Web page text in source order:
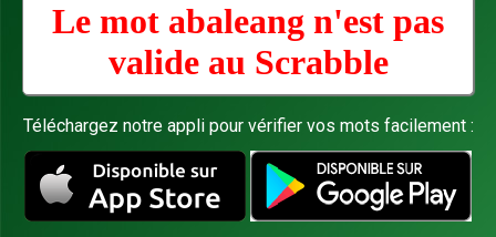
Le mot abaleang n'est pas
valide au Scrabble
Téléchargez notre appli pour vérifier vos mots facilement :